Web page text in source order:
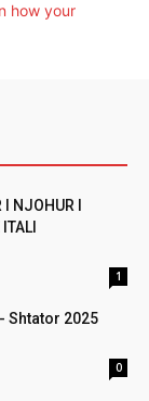
how your
NJOHUR I
1
Shtator 2025
0